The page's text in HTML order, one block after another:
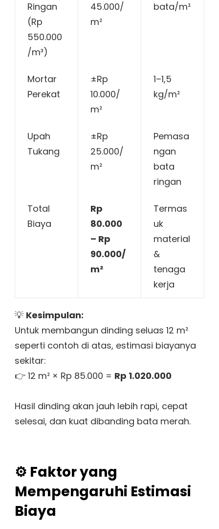
Ringan
(Rp
550.000
/m³)
45.000/
m²
bata/m²
Mortar
Perekat
±Rp
10.000/
m²
1–1,5
kg/m²
Upah
Tukang
±Rp
25.000/
m²
Pemasa
ngan
bata
ringan
Total
Biaya
Rp
80.000
– Rp
90.000/
m²
Termas
uk
material
&
tenaga
kerja
💡 Kesimpulan:
Untuk membangun dinding seluas 12 m²
seperti contoh di atas, estimasi biayanya
sekitar:
👉 12 m² × Rp 85.000 = Rp 1.020.000
Hasil dinding akan jauh lebih rapi, cepat
selesai, dan kuat dibanding bata merah.
⚙️ Faktor yang
Mempengaruhi Estimasi
Biaya